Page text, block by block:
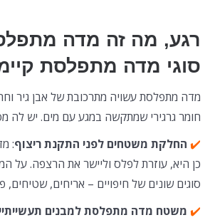
רגע, מה זה מדה
סוגי מדה מתפלסת
מדה מתפלסת עשויה מתרכובת של אבן גיר
חומר גרגירי שמתקשה במגע עם מים. יש לה
✔️ החלקת משטחים לפני התקנת ריצוף:
כן היא, עוזרת לפלס וליישר את הרצפה. על
סוגים שונים של חיפויים – אריחים, שטיחים,
✔️ משטח מדה מתפלסת למבנים